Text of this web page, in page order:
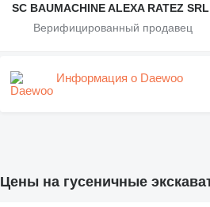
SC BAUMACHINE ALEXA RATEZ SRL
Информация о Daewoo
Цены на гусеничные